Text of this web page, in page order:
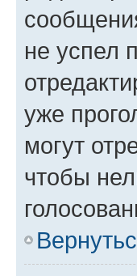
не успел
уже
могут
чтобы